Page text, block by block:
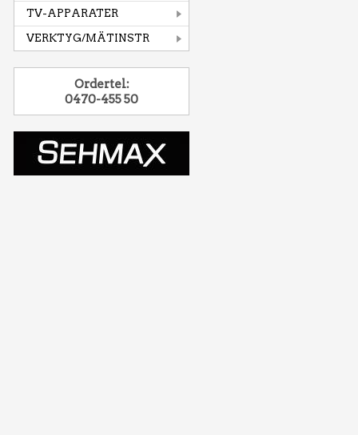
TV-APPARATER
VERKTYG/MÄTINSTR
Ordertel:
0470-455 50